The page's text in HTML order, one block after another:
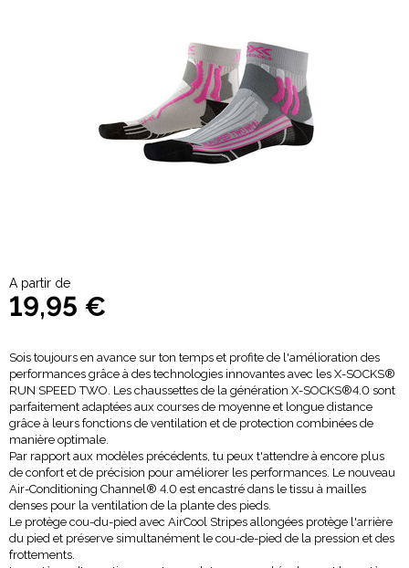
A partir de
19,95 €
Sois toujours en avance sur ton temps et profite de l'amélioration des
performances grâce à des technologies innovantes avec les X-SOCKS®
RUN SPEED TWO. Les chaussettes de la génération X-SOCKS®4.0 sont
parfaitement adaptées aux courses de moyenne et longue distance
grâce à leurs fonctions de ventilation et de protection combinées de
manière optimale.
Par rapport aux modèles précédents, tu peux t'attendre à encore plus
de confort et de précision pour améliorer les performances. Le nouveau
Air-Conditioning Channel® 4.0 est encastré dans le tissu à mailles
denses pour la ventilation de la plante des pieds.
Le protège cou-du-pied avec AirCool Stripes allongées protège l'arrière
du pied et préserve simultanément le cou-de-pied de la pression et des
frottements.